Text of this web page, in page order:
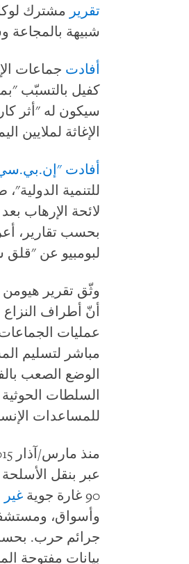
تقرير مشترك
شبيهة
أفادت جماعات
كفيل بالتسبّب
سيكون له "أثر
الإغاثة لملايين
أفادت "إن.بي.
للتنمية
لائحة الإرهاب
بحسب تقارير،
لبومبيو عن "قلق
وثّق تقرير
أنّ أطراف
عمليات الجماعات
مباشر لتسليم
الوضع الصعب
السلطات
للمساعدات
عبر بنقل
90 غارة جوية
غير
وأسواق،
جرائم حرب.